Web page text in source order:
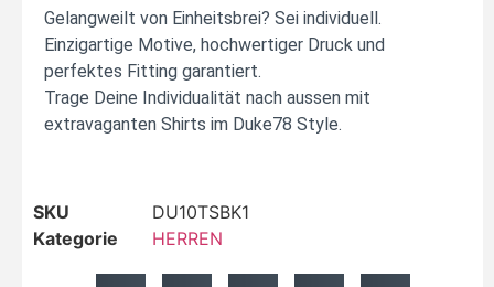
Gelangweilt von Einheitsbrei? Sei individuell.
Einzigartige Motive, hochwertiger Druck und
perfektes Fitting garantiert.
Trage Deine Individualität nach aussen mit
extravaganten Shirts im Duke78 Style.
SKU
DU10TSBK1
Kategorie
HERREN